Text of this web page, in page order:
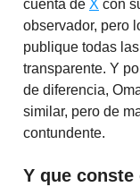
cuenta de X con
observador, pero
publique todas
transparente. Y
de diferencia,
similar, pero de
contundente.
Y que conste